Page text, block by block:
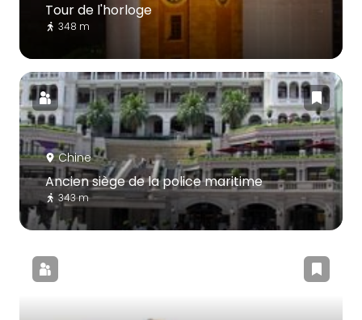
Tour de l'horloge
348 m
Chine
Ancien siège de la police maritime
343 m